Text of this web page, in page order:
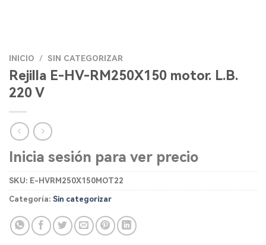
INICIO / SIN CATEGORIZAR
Rejilla E-HV-RM250X150 motor. L.B.
220 V
Inicia sesión para ver precio
SKU: E-HVRM250X150MOT22
Categoría: Sin categorizar